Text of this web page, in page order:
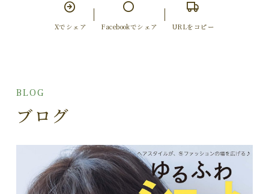
Xでシェア Facebookでシェア URLをコピー
BLOG
ブログ